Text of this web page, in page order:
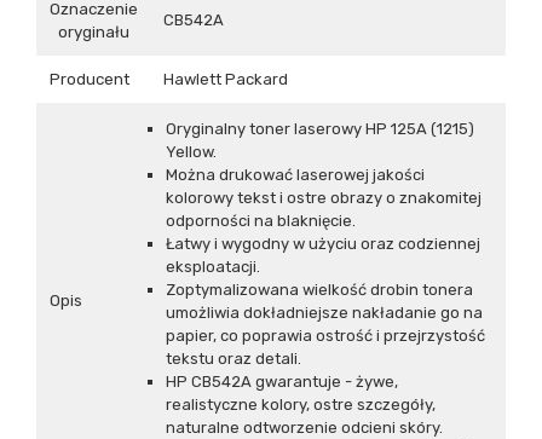
Oznaczenie
oryginału
CB542A
Producent Hawlett Packard
Opis
Oryginalny toner laserowy HP 125A (1215)
Yellow.
Można drukować laserowej jakości
kolorowy tekst i ostre obrazy o znakomitej
odporności na blaknięcie.
Łatwy i wygodny w użyciu oraz codziennej
eksploatacji.
Zoptymalizowana wielkość drobin tonera
umożliwia dokładniejsze nakładanie go na
papier, co poprawia ostrość i przejrzystość
tekstu oraz detali.
HP CB542A gwarantuje - żywe,
realistyczne kolory, ostre szczegóły,
naturalne odtworzenie odcieni skóry.